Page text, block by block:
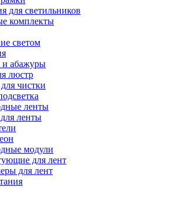
для светильников
комплекты
светом
абажуры
люстр
чистки
ленты
ленты
модули
для лент
для лент